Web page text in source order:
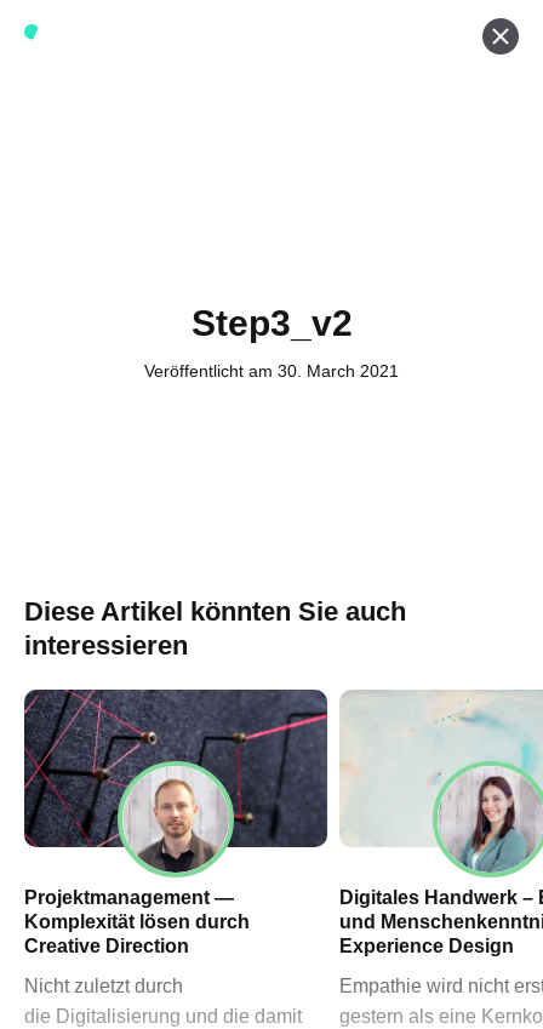
Step3_v2
Veröffentlicht am 30. March 2021
Diese Artikel könnten Sie auch
interessieren
Projektmanagement —
Komplexität lösen durch
Creative Direction
Nicht zuletzt durch
die Digitalisierung und die damit
Digitales Handwerk –
und
Experience Design
Empathie wird nicht
gestern als eine
HN – Gymnasiumstraße 35
74072 Heilbronn
Datenschutzerklärung
Impressum